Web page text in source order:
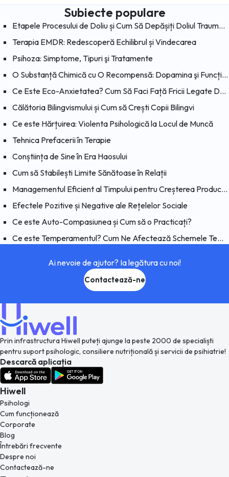
Subiecte populare
Etapele Procesului de Doliu și Cum Să Depășiți Doliul Traumatic
Terapia EMDR: Redescoperă Echilibrul și Vindecarea
Psihoza: Simptome, Tipuri şi Tratamente
O Substanță Chimică cu O Recompensă: Dopamina şi Funcțiile Sale
Ce Este Eco-Anxietatea? Cum Să Faci Față Fricii Legate De Schimbările Climatice?
Călătoria Bilingvismului și Cum să Crești Copii Bilingvi
Ce este Hărțuirea: Violenta Psihologică la Locul de Muncă
Tehnica Prefacerii în Terapie
Conștiința de Sine în Era Haosului
Cum să Stabilești Limite Sănătoase în Relații
Managementul Eficient al Timpului pentru Creșterea Productivității
Efectele Pozitive și Negative ale Rețelelor Sociale
Ce este Auto-Compasiunea și Cum să o Practicați?
Ce este Temperamentul? Cum Ne Afectează Schemele Temperamentul?
Ai nevoie de ajutor? Ia legătura cu noi!
Contactează-ne
Prin infrastructura Hiwell puteți ajunge la peste 2000 de specialiști
pentru suport psihologic, consiliere nutrițională și servicii de psihiatrie!
Descarcă aplicația
Hiwell
Psihologi
Cum funcționează
Corporate
Blog
Întrebări frecvente
Despre noi
Contactează-ne